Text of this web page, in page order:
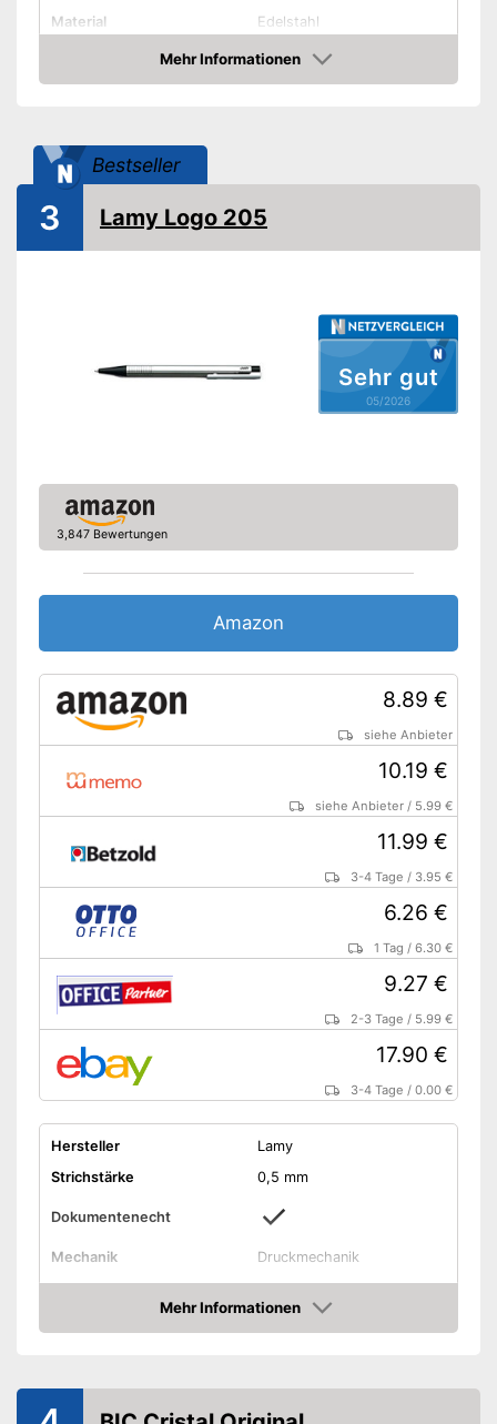
Material
Edelstahl
Vorteile
Mehr Informationen
Amazon
Bestseller
Sehr gut
05/2026
3 Lamy Logo 205
3,847 Bewertungen
Amazon
8.89 €
siehe Anbieter
10.19 €
siehe Anbieter / 5.99 €
11.99 €
3-4 Tage / 3.95 €
6.26 €
1 Tag /6.30 €
9.27 €
2-3 Tage / 5.99 €
17.90 €
3-4 Tage /0.00 €
Hersteller
Lamy
Strichstärke
0,5 mm
Dokumentenecht
Mechanik
Druckmechanik
Material
Edelstahl
Mehr Informationen
Amazon